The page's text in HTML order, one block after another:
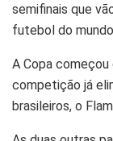
semifinais que
futebol do
A Copa
competição já
brasileiros, o